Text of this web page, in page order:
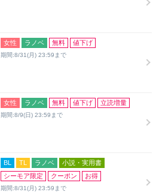
女性 ラノベ 無料 値下げ
期間:8/31(月) 23:59まで
女性 ラノベ 無料 値下げ 立読増量
期間:8/9(日) 23:59まで
BL TL ラノベ
小説・実用書
シーモア限定
クーポン お得
期間:8/31(月) 23:59まで